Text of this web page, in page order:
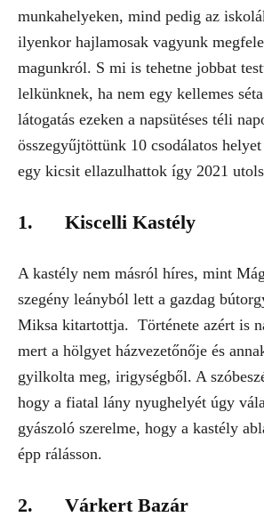
munkahelyeken, mind pedig az
ilyenkor hajlamosak vagyunk
magunkról. S mi is tehetne jobbat
lelkünknek, ha nem egy kellemes
látogatás ezeken a napsütéses téli
összegyűjtöttünk 10 csodálatos
egy kicsit ellazulhattok így 2021
1. Kiscelli Kastély
A kastély nem másról híres, mint
szegény leányból lett a gazdag
Miksa kitartottja. Története azért is
mert a hölgyet házvezetőnője és
gyilkolta meg, irigységből. A
hogy a fiatal lány nyughelyét úgy
gyászoló szerelme, hogy a kastély
épp rálásson.
2. Várkert Bazár